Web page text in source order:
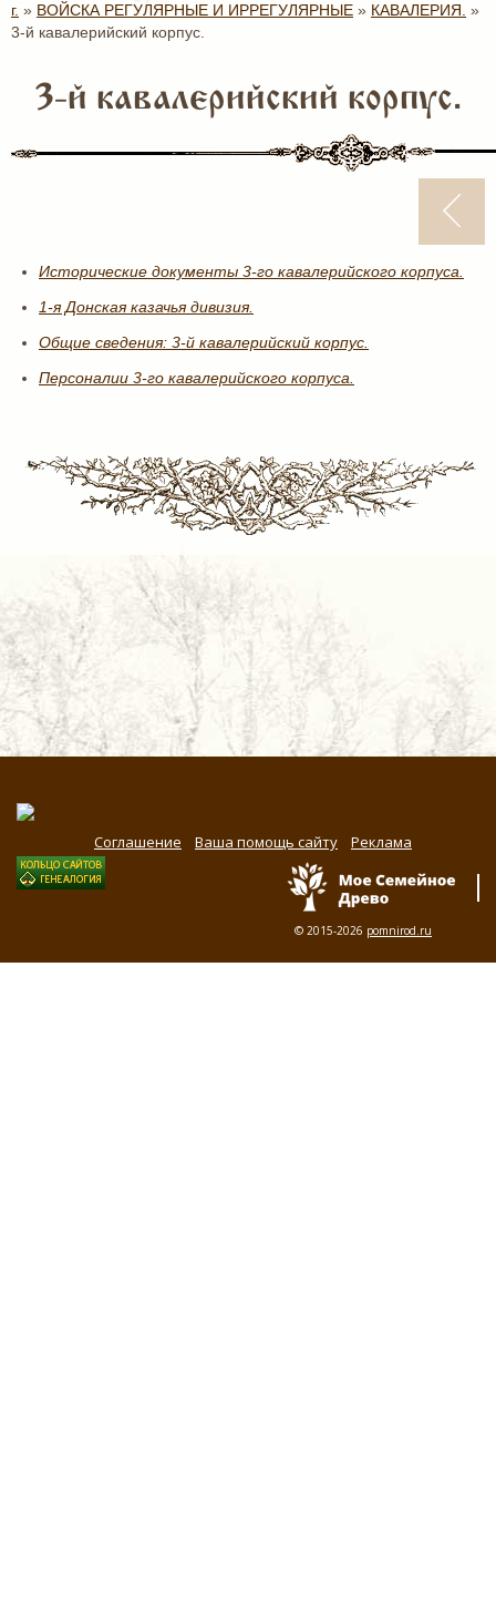
г. » ВОЙСКА РЕГУЛЯРНЫЕ И ИРРЕГУЛЯРНЫЕ » КАВАЛЕРИЯ. »
3-й кавалерийский корпус.
3-й кавалерийский корпус.
Исторические документы 3-го кавалерийского корпуса.
1-я Донская казачья дивизия.
Общие сведения: 3-й кавалерийский корпус.
Персоналии 3-го кавалерийского корпуса.
Соглашение Ваша помощь сайту Реклама
© 2015-2026 pomnirod.ru